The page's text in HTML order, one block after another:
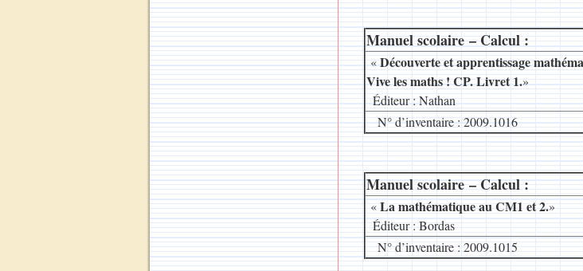
Manuel scolaire – Calcul :
«Découverte et apprentissage
Vive les maths ! CP. Livret 1.»
.Éditeur : Nathan
N° d’inventaire : 2009.1016
Manuel scolaire – Calcul :
«La mathématique au CM1 et 2.»
.Éditeur : Bordas
N° d’inventaire : 2009.1015